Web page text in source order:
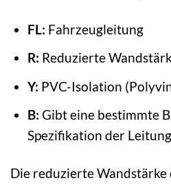
FL: Fahrzeugleitung
R: Reduzierte
Y: PVC-Isolation
B: Gibt eine bestimmte
Spezifikation der
Die reduzierte